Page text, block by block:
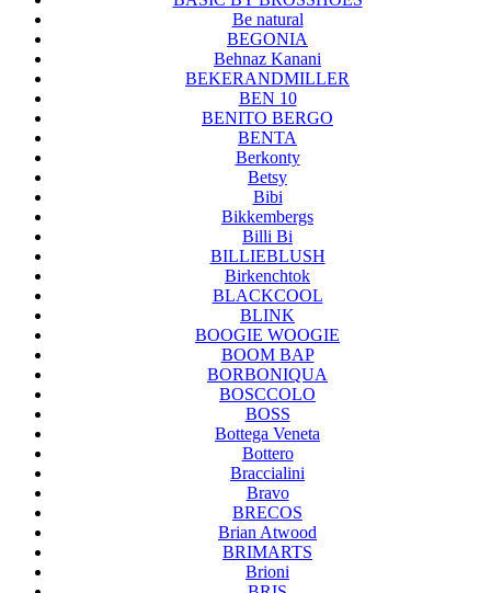
Be natural
BEGONIA
Behnaz Kanani
BEKERANDMILLER
BEN 10
BENITO BERGO
BENTA
Berkonty
Betsy
Bibi
Bikkembergs
Billi Bi
BILLIEBLUSH
Birkenchtok
BLACKCOOL
BLINK
BOOGIE WOOGIE
BOOM BAP
BORBONIQUA
BOSCCOLO
BOSS
Bottega Veneta
Bottero
Braccialini
Bravo
BRECOS
Brian Atwood
BRIMARTS
Brioni